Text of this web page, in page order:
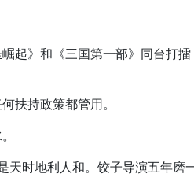
起》和《三国第一部》同台打
扶持政策都管用。
天时地利人和。饺子导演五年